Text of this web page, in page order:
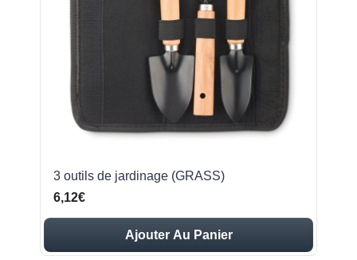
3 outils de jardinage (GRASS)
6,12€
Ajouter Au Panier